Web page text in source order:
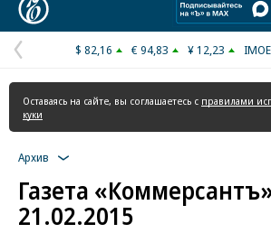
Предыдущая
страница
$ 82,16 € 94,83 ¥ 12,23
Оставаясь на сайте, вы соглашаетесь с правилами
куки
Архив
Газета
21.02.2015